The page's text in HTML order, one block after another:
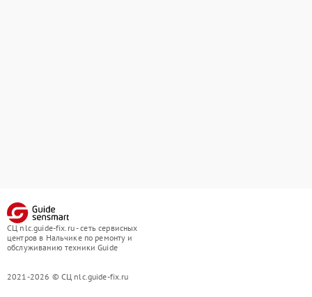
СЦ nlc.guide-fix.ru - сеть сервисных
центров в Нальчике по ремонту и
обслуживанию техники Guide
2021-2026 © СЦ nlc.guide-fix.ru